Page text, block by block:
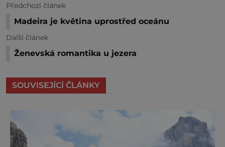
Předchozí článek
Madeira je květina uprostřed oceánu
Další článek
Ženevská romantika u jezera
SOUVISEJÍCÍ ČLÁNKY